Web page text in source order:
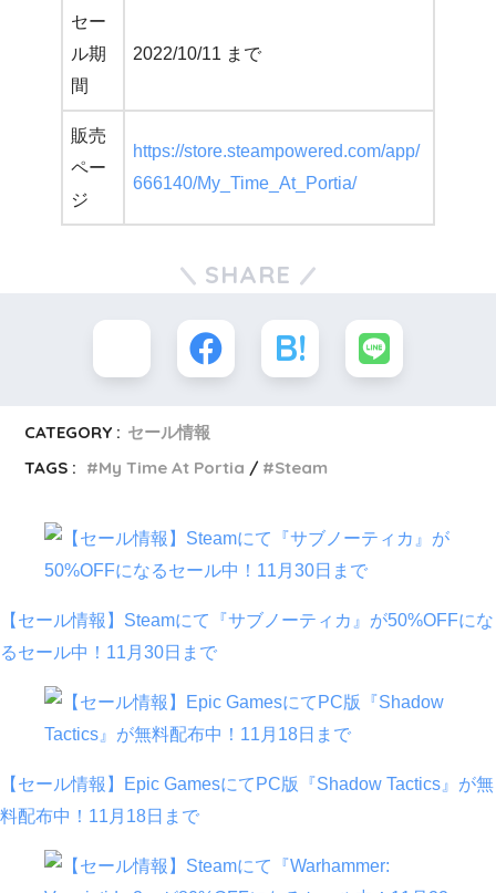
セー
ル期
間
2022/10/11 まで
販売
ペー
ジ
https://store.steampowered.com/app/
666140/My_Time_At_Portia/
SHARE
CATEGORY : セール情報
TAGS :
My Time At Portia Steam
【セール情報】Steamにて『サブノーティカ』が50%OFFにな
るセール中！11月30日まで
【セール情報】Epic GamesにてPC版『Shadow Tactics』が無
料配布中！11月18日まで